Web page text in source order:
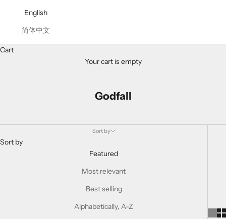
English
简体中文
Cart
Your cart is empty
Godfall
Sort by
Sort by
Featured
Most relevant
Best selling
Alphabetically, A-Z